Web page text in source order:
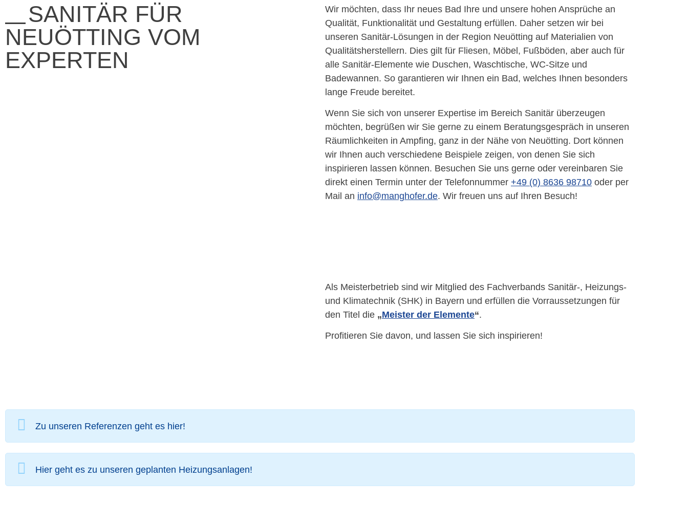
SANITÄR FÜR
NEUÖTTING VOM
EXPERTEN
Wir möchten, dass Ihr neues Bad Ihre und unsere hohen Ansprüche an
Qualität, Funktionalität und Gestaltung erfüllen. Daher setzen wir bei
unseren Sanitär-Lösungen in der Region Neuötting auf Materialien von
Qualitätsherstellern. Dies gilt für Fliesen, Möbel, Fußböden, aber auch für
alle Sanitär-Elemente wie Duschen, Waschtische, WC-Sitze und
Badewannen. So garantieren wir Ihnen ein Bad, welches Ihnen besonders
lange Freude bereitet.
Wenn Sie sich von unserer Expertise im Bereich Sanitär überzeugen
möchten, begrüßen wir Sie gerne zu einem Beratungsgespräch in unseren
Räumlichkeiten in Ampfing, ganz in der Nähe von Neuötting. Dort können
wir Ihnen auch verschiedene Beispiele zeigen, von denen Sie sich
inspirieren lassen können. Besuchen Sie uns gerne oder vereinbaren Sie
direkt einen Termin unter der Telefonnummer +49 (0) 8636 98710 oder per
Mail an info@manghofer.de. Wir freuen uns auf Ihren Besuch!
Als Meisterbetrieb sind wir Mitglied des Fachverbands Sanitär-, Heizungs-
und Klimatechnik (SHK) in Bayern und erfüllen die Vorraussetzungen für
den Titel die „Meister der Elemente“.
Profitieren Sie davon, und lassen Sie sich inspirieren!
Zu unseren Referenzen geht es hier!
Hier geht es zu unseren geplanten Heizungsanlagen!